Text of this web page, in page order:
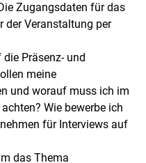
Zugangsdaten für das
der Veranstaltung per
Präsenz- und
meine
und worauf muss ich im
Wie bewerbe ich
für Interviews auf
das Thema